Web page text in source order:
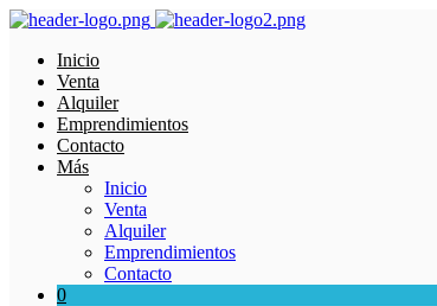
Inicio
Venta
Alquiler
Emprendimientos
Contacto
Más
Inicio
Venta
Alquiler
Emprendimientos
Contacto
0